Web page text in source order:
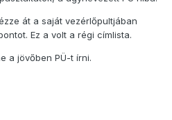
át a saját vezérlőpultjában
Ez a volt a régi címlista.
a jövőben PÜ-t írni.